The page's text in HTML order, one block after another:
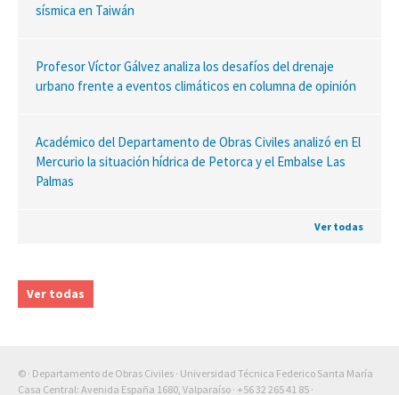
sísmica en Taiwán
Profesor Víctor Gálvez analiza los desafíos del drenaje
urbano frente a eventos climáticos en columna de opinión
Académico del Departamento de Obras Civiles analizó en El
Mercurio la situación hídrica de Petorca y el Embalse Las
Palmas
Ver todas
Ver todas
© · Departamento de Obras Civiles · Universidad Técnica Federico Santa María
Casa Central: Avenida España 1680, Valparaíso · +56 32 265 41 85 ·